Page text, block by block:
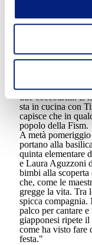
della Fism
canti e merende.
delle nostre
ritmo della nave
rock band riesce a
agli stand, le
gruppo di
due coccodrilli. E
sta in cucina con
capisce che in
popolo della Fism.
A metà
portano alla
quinta elementare
e Laura Aguzzoni
bimbi alla
che, come le
gregge la vita. Tra
spicca compagnia.
palco per cantare
giapponesi ripete
come ha visto fare
festa."